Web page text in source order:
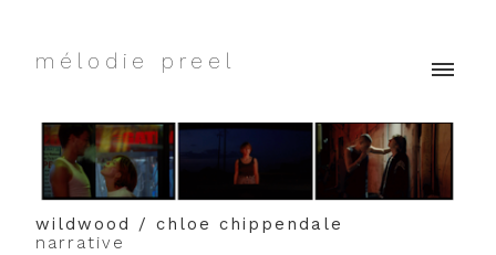
mélodie preel
wildwood / chloe chippendale
narrative